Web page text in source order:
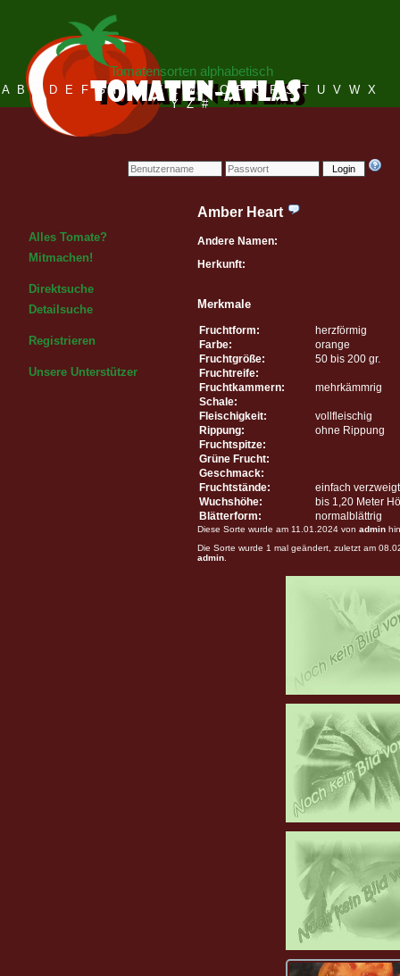
Login
Tomatensorten alphabetisch
A B C D E F G H I J K L M N O P Q R S T U V W X
Y Z #
Alles Tomate?
Mitmachen!
Direktsuche
Detailsuche
Registrieren
Unsere Unterstützer
Amber Heart
Andere Namen:
Herkunft:
Merkmale
Fruchtform:
herzförmig
Farbe:
orange
Fruchtgröße:
50 bis 200 gr.
Fruchtreife:
Fruchtkammern:
mehrkämmrig
Schale:
Fleischigkeit:
vollfleischig
Rippung:
ohne Rippung
Fruchtspitze:
Grüne Frucht:
Geschmack:
Fruchtstände:
einfach verzweigt
Wuchshöhe:
bis 1,20 Meter
Blätterform:
normalblättrig
Diese Sorte wurde am 11.01.2024 von admin
Die Sorte wurde 1 mal geändert, zuletzt am
admin